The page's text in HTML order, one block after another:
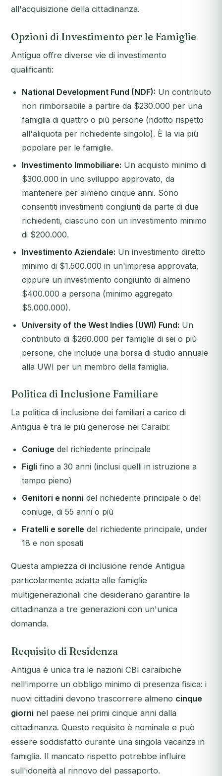
all'acquisizione della cittadinanza.
Opzioni di Investimento per le Famiglie
Antigua offre diverse vie di investimento
qualificanti:
National Development Fund (NDF): Un contributo
non rimborsabile a partire da $230.000 per una
famiglia di quattro o più persone (ridotto rispetto
all'aliquota per richiedente singolo). È la via più
popolare per le famiglie.
Investimento Immobiliare: Un acquisto minimo di
$300.000 in uno sviluppo approvato, da
mantenere per almeno cinque anni. Sono
consentiti investimenti congiunti da parte di due
richiedenti, ciascuno con un investimento minimo
di $200.000.
Investimento Aziendale: Un investimento diretto
minimo di $1.500.000 in un'impresa approvata,
oppure un investimento congiunto di almeno
$400.000 a persona (minimo aggregato
$5.000.000).
University of the West Indies (UWI) Fund: Un
contributo di $260.000 per famiglie di sei o più
persone, che include una borsa di studio annuale
alla UWI per un membro della famiglia.
Politica di Inclusione Familiare
La politica di inclusione dei familiari a carico di
Antigua è tra le più generose nei Caraibi:
Coniuge del richiedente principale
Figli fino a 30 anni (inclusi quelli in istruzione a
tempo pieno)
Genitori e nonni del richiedente principale o del
coniuge, di 55 anni o più
Fratelli e sorelle del richiedente principale, under
18 e non sposati
Questa ampiezza di inclusione rende Antigua
particolarmente adatta alle famiglie
multigenerazionali che desiderano garantire la
cittadinanza a tre generazioni con un'unica
domanda.
Requisito di Residenza
Antigua è unica tra le nazioni CBI caraibiche
nell'imporre un obbligo minimo di presenza fisica: i
nuovi cittadini devono trascorrere almeno cinque
giorni nel paese nei primi cinque anni dalla
cittadinanza. Questo requisito è nominale e può
essere soddisfatto durante una singola vacanza in
famiglia. Il mancato rispetto potrebbe influire
sull'idoneità al rinnovo del passaporto.